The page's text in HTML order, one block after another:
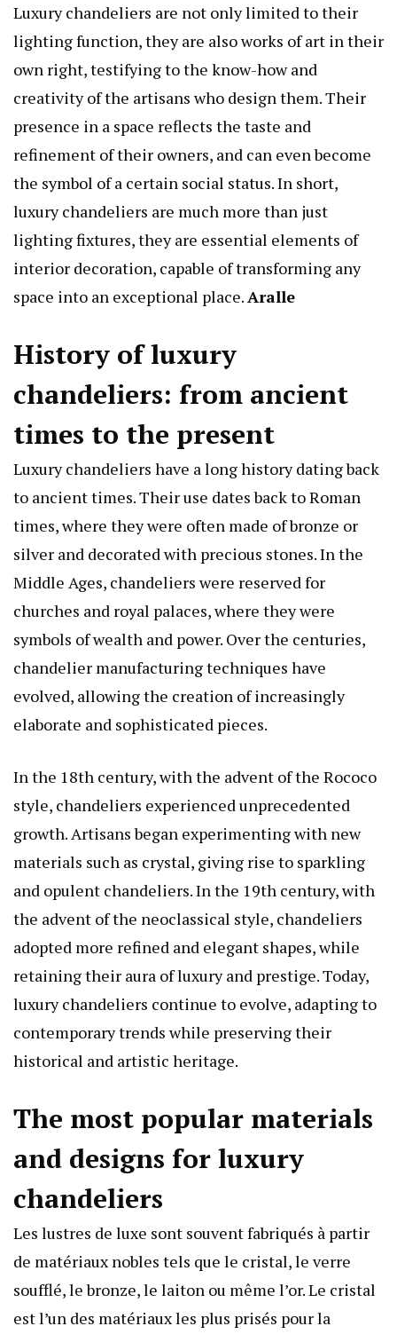
Luxury chandeliers are not only limited to their
lighting function, they are also works of art in their
own right, testifying to the know-how and
creativity of the artisans who design them. Their
presence in a space reflects the taste and
refinement of their owners, and can even become
the symbol of a certain social status. In short,
luxury chandeliers are much more than just
lighting fixtures, they are essential elements of
interior decoration, capable of transforming any
space into an exceptional place.Aralle
History of luxury
chandeliers: from ancient
times to the present
Luxury chandeliers have a long history dating back
to ancient times. Their use dates back to Roman
times, where they were often made of bronze or
silver and decorated with precious stones. In the
Middle Ages, chandeliers were reserved for
churches and royal palaces, where they were
symbols of wealth and power. Over the centuries,
chandelier manufacturing techniques have
evolved, allowing the creation of increasingly
elaborate and sophisticated pieces.
In the 18th century, with the advent of the Rococo
style, chandeliers experienced unprecedented
growth. Artisans began experimenting with new
materials such as crystal, giving rise to sparkling
and opulent chandeliers. In the 19th century, with
the advent of the neoclassical style, chandeliers
adopted more refined and elegant shapes, while
retaining their aura of luxury and prestige. Today,
luxury chandeliers continue to evolve, adapting to
contemporary trends while preserving their
historical and artistic heritage.
The most popular materials
and designs for luxury
chandeliers
Les lustres de luxe sont souvent fabriqués à partir
de matériaux nobles tels que le cristal, le verre
soufflé, le bronze, le laiton ou même l’or. Le cristal
est l’un des matériaux les plus prisés pour la